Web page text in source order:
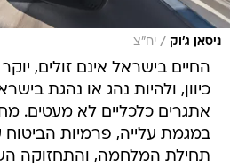
ניסאן ג'וק / יח"צ
החיים בישראל אינם זולים,
אתגרים כלכליים לא מעטים.
במגמת עלייה, פרמיות
תחילת המלחמה, והתחזוקה